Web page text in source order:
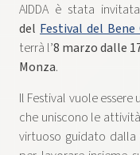
AIDDA è stata
del Festival del Bene
terrà l’8 marzo dalle
Monza.
Il Festival vuole
che uniscono le
virtuoso guidato